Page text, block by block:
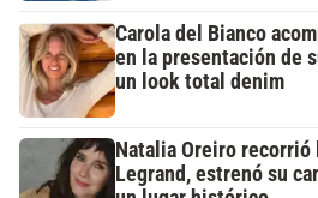
Carola del Bianco
en la presentación de
un look total denim
Natalia Oreiro recorrió
Legrand, estrenó su